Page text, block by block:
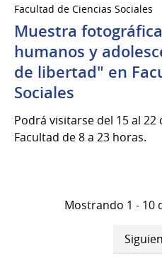
al
22
de
Jun
del
2026
Facultad de Ciencias Sociales
Muestra
humanos y
de libertad" en
Sociales
Podrá visitarse del 15 al
Facultad de 8 a 23 horas.
Mostrando 1 - 10